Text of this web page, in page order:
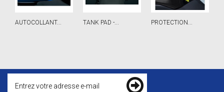
AUTOCOLLANT... TANK PAD -... PROTECTION...